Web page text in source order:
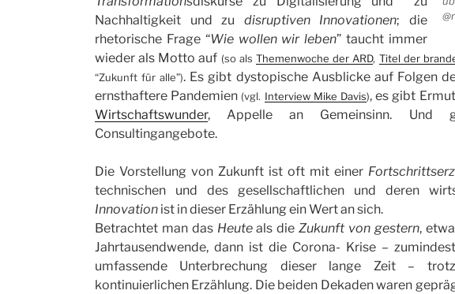
Nachhaltigkeit und zu disruptiven Innovationen; die
rhetorische Frage “Wie wollen wir leben” taucht immer
wieder als Motto auf (so alsThemenwoche der ARD, Titel der
“Zukunft für alle”). Es gibt dystopische Ausblicke auf Folgen
ernsthaftere Pandemien (vgl. Interview Mike Davis), es gibt
Wirtschaftswunder, Appelle an Gemeinsinn. Und
Consultingangebote.
Die Vorstellung von Zukunft ist oft mit einer
technischen und des gesellschaftlichen und deren
Innovation ist in dieser Erzählung ein Wert an sich.
Betrachtet man das Heuteals dieZukunft von gestern,
Jahrtausendwende, dann ist die Corona- Krise –
umfassende Unterbrechung dieser lange Zeit –
kontinuierlichen Erzählung. Die beiden Dekaden waren